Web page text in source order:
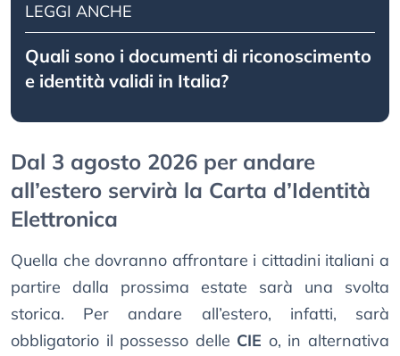
LEGGI ANCHE
Quali sono i documenti di riconoscimento
e identità validi in Italia?
Dal 3 agosto 2026 per andare
all’estero servirà la Carta d’Identità
Elettronica
Quella che dovranno affrontare i cittadini italiani a
partire dalla prossima estate sarà una svolta
storica. Per andare all’estero, infatti, sarà
obbligatorio il possesso delle CIE o, in alternativa